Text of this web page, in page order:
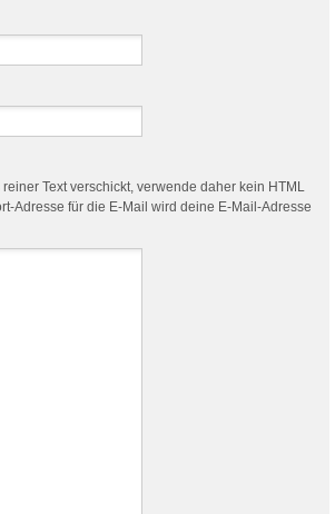
Text verschickt, verwende daher kein HTML
Adresse für die E-Mail wird deine E-Mail-Adresse